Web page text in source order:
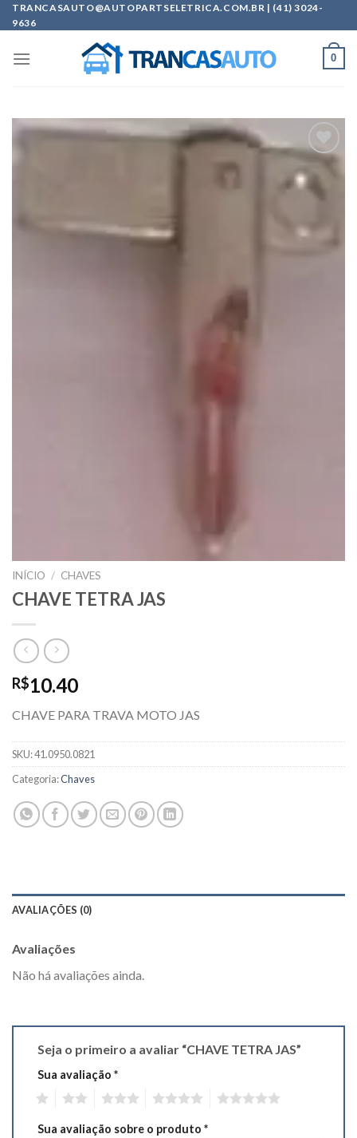
Skip
to
TRANCASAUTO@AUTOPARTSELETRICA.COM.BR | (41) 3024-
9636
0
Add to
wishlist
INÍCIO / CHAVES
CHAVE TETRA JAS
R$10.40
CHAVE PARA TRAVA MOTO JAS
SKU:41.0950.0821
Categoria:Chaves
AVALIAÇÕES (0)
Avaliações
Não há avaliações ainda.
Seja o primeiro a avaliar “CHAVE TETRA JAS”
Sua avaliação *
Sua avaliação sobre o produto *